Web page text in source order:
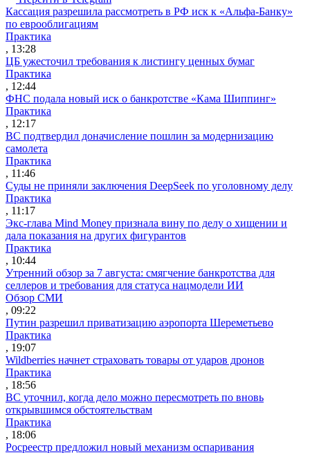
Кассация разрешила рассмотреть в РФ иск к «Альфа-Банку»
по еврооблигациям
Практика
, 13:28
ЦБ ужесточил требования к листингу ценных бумаг
Практика
, 12:44
ФНС подала новый иск о банкротстве «Кама Шиппинг»
Практика
, 12:17
ВС подтвердил доначисление пошлин за модернизацию
самолета
Практика
, 11:46
Суды не приняли заключения DeepSeek по уголовному делу
Практика
, 11:17
Экс-глава Mind Money признала вину по делу о хищении и
дала показания на других фигурантов
Практика
, 10:44
Утренний обзор за 7 августа: смягчение банкротства для
селлеров и требования для статуса нацмодели ИИ
Обзор СМИ
, 09:22
Путин разрешил приватизацию аэропорта Шереметьево
Практика
, 19:07
Wildberries начнет страховать товары от ударов дронов
Практика
, 18:56
ВС уточнил, когда дело можно пересмотреть по вновь
открывшимся обстоятельствам
Практика
, 18:06
Росреестр предложил новый механизм оспаривания